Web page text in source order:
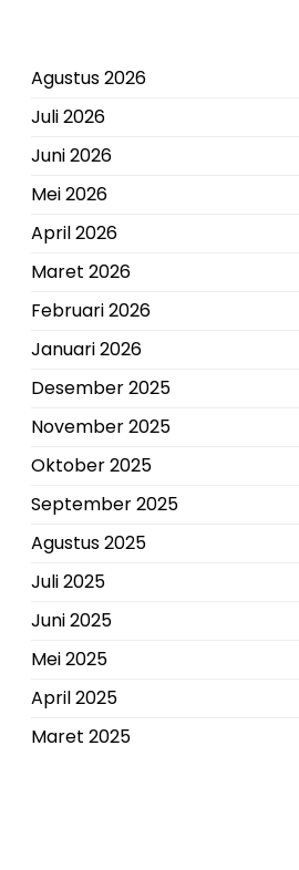
Agustus 2026
Juli 2026
Juni 2026
Mei 2026
April 2026
Maret 2026
Februari 2026
Januari 2026
Desember 2025
November 2025
Oktober 2025
September 2025
Agustus 2025
Juli 2025
Juni 2025
Mei 2025
April 2025
Maret 2025